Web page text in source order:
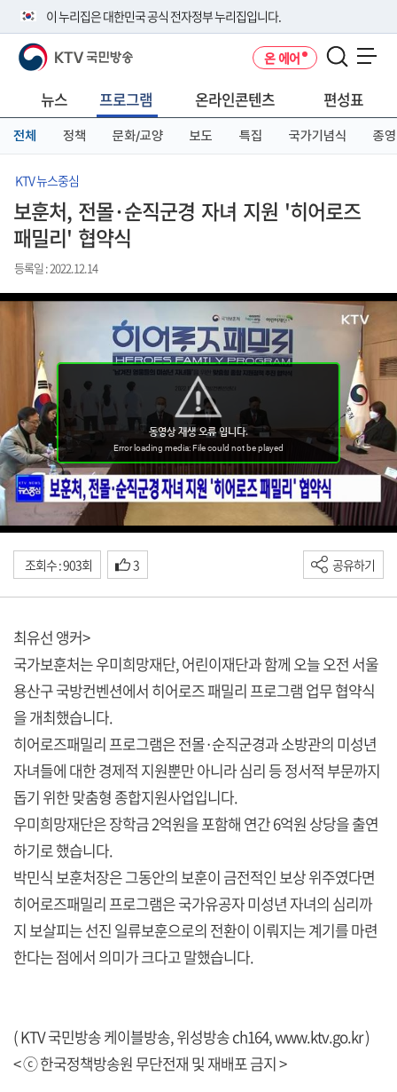
이 누리집은 대한민국 공식 전자정부 누리집입니다.
공식 누리집 주소 확인하기
니다.
이밖에 or.kr 또는 .kr등 다른 도메인 주소를 사용하고 있다면 아래 URL에
서 도메인 주소를 확인해 보세요
KTV 국민방송 온 에어
뉴스 프로그램 온라인콘텐츠 편성표
전체 정책 문화/교양 보도 특집 국가기념식 종영
KTV 뉴스중심
보훈처, 전몰·순직군경 자녀 지원 '히어로즈
패밀리' 협약식
등록일 : 2022.12.14
조회수 : 903회 3 공유하기
최유선 앵커>
국가보훈처는 우미희망재단, 어린이재단과 함께 오늘 오전 서울
용산구 국방컨벤션에서 히어로즈 패밀리 프로그램 업무 협약식
을 개최했습니다.
히어로즈패밀리 프로그램은 전몰·순직군경과 소방관의 미성년
자녀들에 대한 경제적 지원뿐만 아니라 심리 등 정서적 부문까지
돕기 위한 맞춤형 종합지원사업입니다.
우미희망재단은 장학금 2억원을 포함해 연간 6억원 상당을 출연
하기로 했습니다.
박민식 보훈처장은 그동안의 보훈이 금전적인 보상 위주였다면
히어로즈패밀리 프로그램은 국가유공자 미성년 자녀의 심리까
지 보살피는 선진 일류보훈으로의 전환이 이뤄지는 계기를 마련
한다는 점에서 의미가 크다고 말했습니다.
( KTV 국민방송 케이블방송, 위성방송 ch164,www.ktv.go.kr)
< ⓒ 한국정책방송원 무단전재 및 재배포 금지 >